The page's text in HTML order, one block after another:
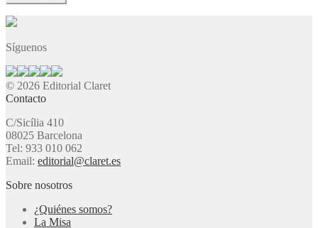
Síguenos
© 2026 Editorial Claret
Contacto
C/Sicília 410
08025 Barcelona
Tel: 933 010 062
Email: editorial@claret.es
Sobre nosotros
¿Quiénes somos?
La Misa